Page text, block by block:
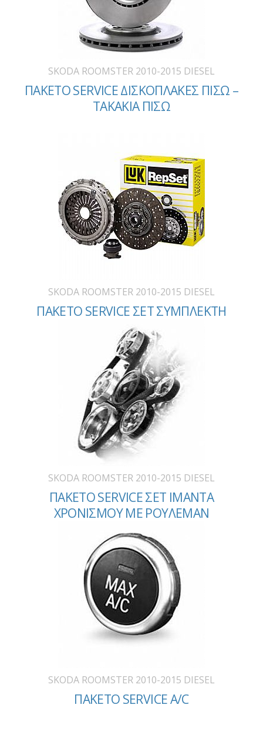
SKODA ROOMSTER 2010-2015 DIESEL
ΠΑΚΕΤΟ SERVICE ΔΙΣΚΟΠΛΑΚΕΣ ΠΙΣΩ –
ΤΑΚΑΚΙΑ ΠΙΣΩ
SKODA ROOMSTER 2010-2015 DIESEL
ΠΑΚΕΤΟ SERVICE ΣΕΤ ΣΥΜΠΛΕΚΤΗ
SKODA ROOMSTER 2010-2015 DIESEL
ΠΑΚΕΤΟ SERVICE ΣΕΤ ΙΜΑΝΤΑ
ΧΡΟΝΙΣΜΟΥ ΜΕ ΡΟΥΛΕΜΑΝ
SKODA ROOMSTER 2010-2015 DIESEL
ΠΑΚΕΤΟ SERVICE A/C